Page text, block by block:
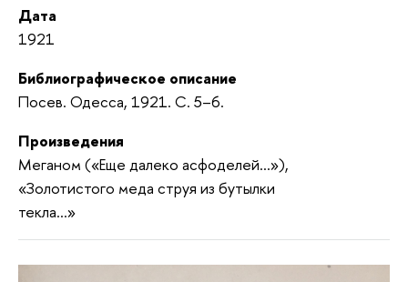
Дата
1921
Библиографическое описание
Посев. Одесса, 1921. С. 5–6.
Произведения
Меганом («Еще далеко асфоделей...»),
«Золотистого меда струя из бутылки
текла...»